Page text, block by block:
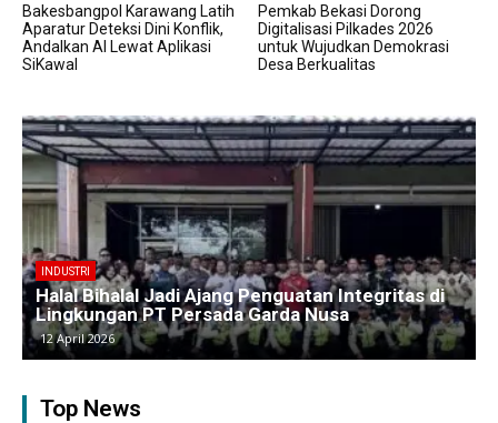
Bakesbangpol Karawang Latih
Aparatur Deteksi Dini Konflik,
Andalkan AI Lewat Aplikasi
SiKawal
Pemkab Bekasi Dorong
Digitalisasi Pilkades 2026
untuk Wujudkan Demokrasi
Desa Berkualitas
BERITA
Kawasan Industri Cikarang Kembali Padat,
Produksi dan Logistik Beroperasi Penuh”
9 April 2026
Top News